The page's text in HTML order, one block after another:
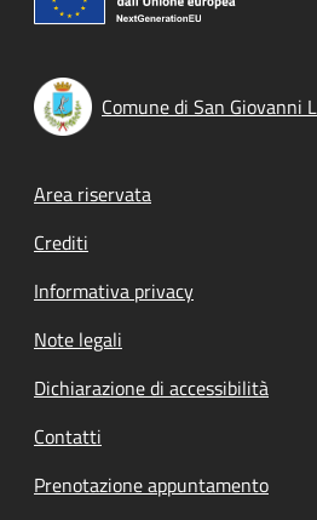
Comune di San Giovanni
Footer menu
Area riservata
Crediti
Informativa privacy
Note legali
Dichiarazione di accessibilità
Contatti
Prenotazione appuntamento